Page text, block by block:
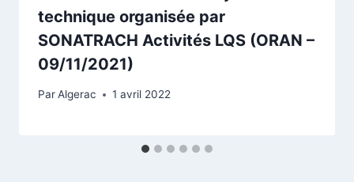
technique organisée par
SONATRACH Activités LQS (ORAN –
09/11/2021)
ParAlgerac 1 avril 2022